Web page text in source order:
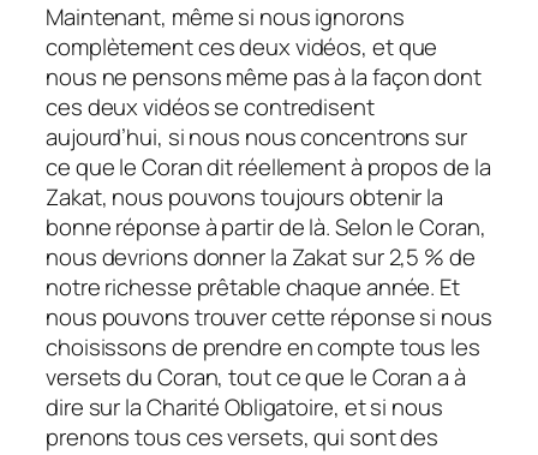
Maintenant, même si nous ignorons
complètement ces deux vidéos, et que
nous ne pensons même pas à la façon dont
ces deux vidéos se contredisent
aujourd’hui, si nous nous concentrons sur
ce que le Coran dit réellement à propos de la
Zakat, nous pouvons toujours obtenir la
bonne réponse à partir de là. Selon le Coran,
nous devrions donner la Zakat sur 2,5 % de
notre richesse prêtable chaque année. Et
nous pouvons trouver cette réponse si nous
choisissons de prendre en compte tous les
versets du Coran, tout ce que le Coran a à
dire sur la Charité Obligatoire, et si nous
prenons tous ces versets, qui sont des